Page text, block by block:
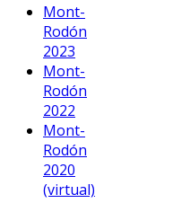
Mont-
Rodón
2023
Mont-
Rodón
2022
Mont-
Rodón
2020
(virtual)